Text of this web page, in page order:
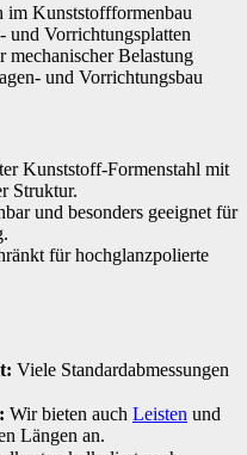
im Kunststoffformenbau
und Vorrichtungsplatten
mechanischer Belastung
und Vorrichtungsbau
Kunststoff-Formenstahl mit
Struktur.
und besonders geeignet für
für hochglanzpolierte
Viele Standardabmessungen
Wir bieten auch Leisten und
Längen an.